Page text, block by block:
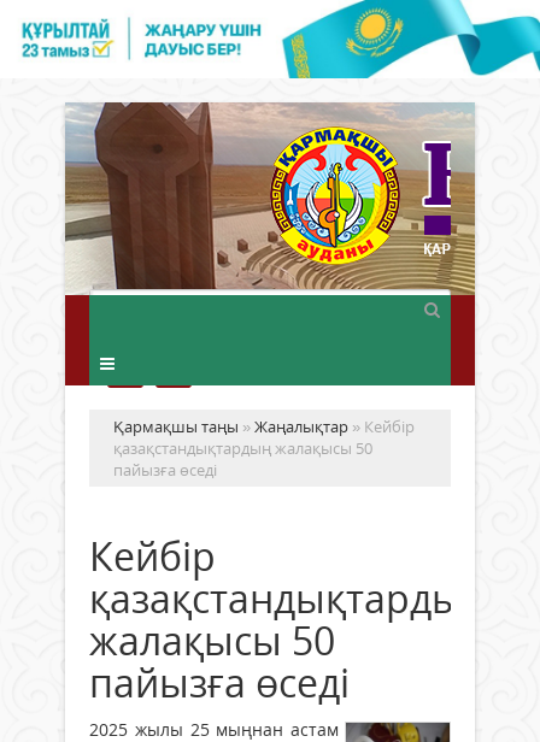
Қармақшы таңы »Жаңалықтар » Кейбір
қазақстандықтардың жалақысы 50
пайызға өседі
Кейбір
қазақстандықтардың
жалақысы 50
пайызға өседі
2025 жылы 25 мыңнан астам